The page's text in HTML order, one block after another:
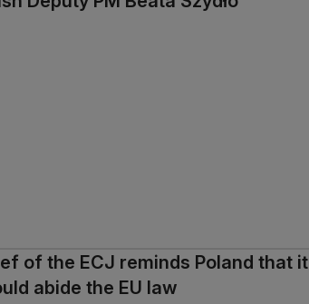
of the ECJ reminds Poland that it
abide the EU law